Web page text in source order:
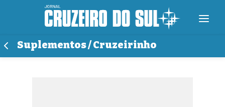
Suplementos / Cruzeirinho